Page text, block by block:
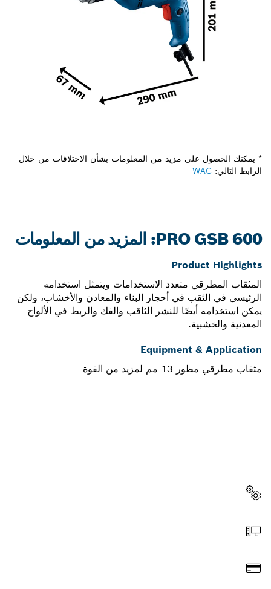
* يمكنك الحصول على مزيد من المعلومات بشأن الاختلافات من خلال
الرابط التالي: WAC
PRO GSB 600: المزيد من المعلومات
Product Highlights
المثقاب المطرقي متعدد الاستخدامات ويتمثل استخدامه
الرئيسي في الثقب في أحجار البناء والمعادن والأخشاب، ولكن
يمكن استخدامه أيضًا للنشر الثاقب والفك والربط في الألواح
المعدنية والخشبية.
Equipment & Application
مثقاب مطرقي مطور 13 مم لمزيد من القوة